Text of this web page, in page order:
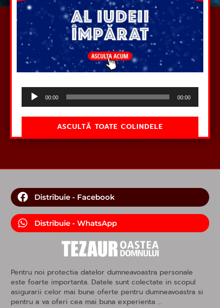
Audio
Player
00:00 00:00
ASCULTĂ TOATE COLINDELE
Distribuie - Facebook
Distribuie - WhatsApp
Pentru noi protectia datelor dumneavoastra personale
este foarte importanta. Datele sunt colectate in scopul
asigurarii celor mai bune oferte pentru dumneavoastra si
pentru a va oferi cea mai buna experienta …